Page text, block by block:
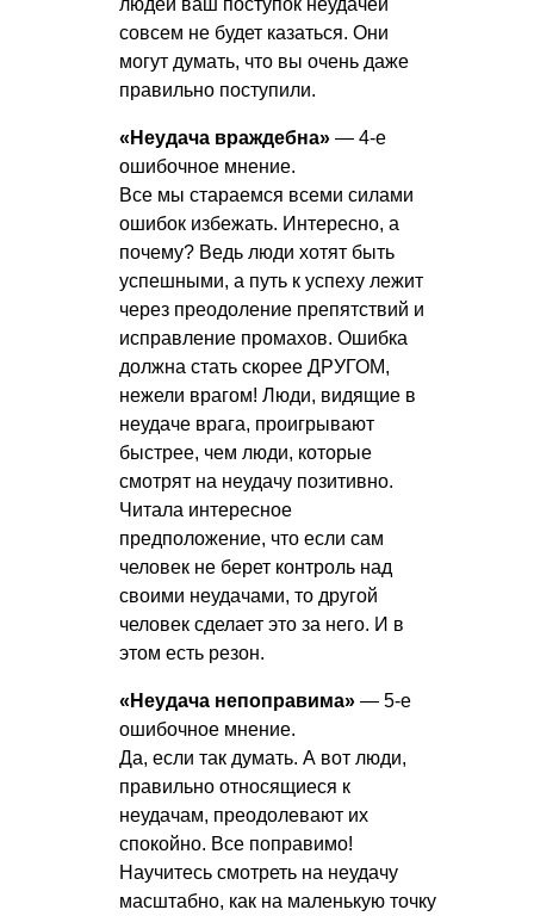
совсем не будет казаться. Они
могут думать, что вы очень даже
правильно поступили.
«Неудача враждебна» — 4-е
ошибочное мнение.
Все мы стараемся всеми силами
ошибок избежать. Интересно, а
почему? Ведь люди хотят быть
успешными, а путь к успеху лежит
через преодоление препятствий и
исправление промахов. Ошибка
должна стать скорее ДРУГОМ,
нежели врагом! Люди, видящие в
неудаче врага, проигрывают
быстрее, чем люди, которые
смотрят на неудачу позитивно.
Читала интересное
предположение, что если сам
человек не берет контроль над
своими неудачами, то другой
человек сделает это за него. И в
этом есть резон.
«Неудача непоправима» — 5-е
ошибочное мнение.
Да, если так думать. А вот люди,
правильно относящиеся к
неудачам, преодолевают их
спокойно. Все поправимо!
Научитесь смотреть на неудачу
масштабно, как на маленькую точку